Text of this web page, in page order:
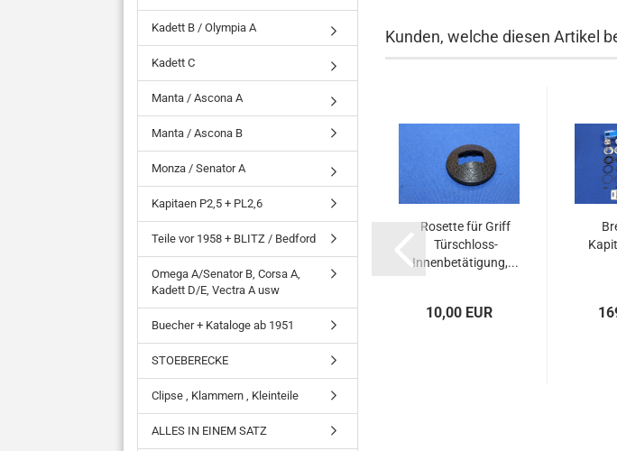
Kunden, welche diesen Artikel
Rosette für Griff
Türschloss-
Innenbetätigung,...
10,00 EUR
Kadett B / Olympia A
Kadett C
Manta / Ascona A
Manta / Ascona B
Monza / Senator A
Kapitaen P2,5 + PL2,6
Teile vor 1958 + BLITZ / Bedford
Omega A/Senator B, Corsa A,
Kadett D/E, Vectra A usw
Buecher + Kataloge ab 1951
STOEBERECKE
Clipse , Klammern , Kleinteile
ALLES IN EINEM SATZ